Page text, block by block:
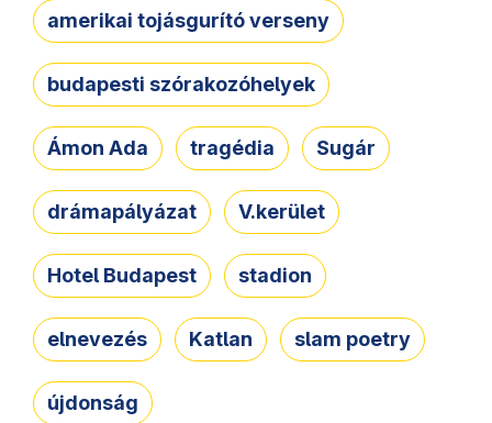
amerikai tojásgurító verseny
budapesti szórakozóhelyek
Ámon Ada tragédia Sugár
drámapályázat V.kerület
Hotel Budapest stadion
elnevezés Katlan slam poetry
újdonság